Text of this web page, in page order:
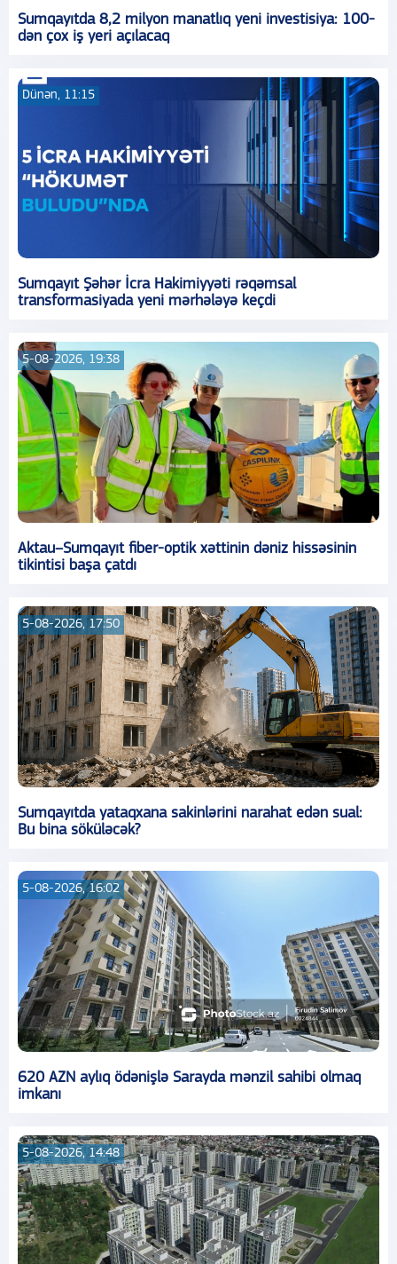
Sumqayıtda 8,2 milyon manatlıq yeni investisiya: 100-
dən çox iş yeri açılacaq
Dünən, 11:15
Sumqayıt Şəhər İcra Hakimiyyəti rəqəmsal
transformasiyada yeni mərhələyə keçdi
5-08-2026, 19:38
Aktau–Sumqayıt fiber-optik xəttinin dəniz hissəsinin
tikintisi başa çatdı
5-08-2026, 17:50
Sumqayıtda yataqxana sakinlərini narahat edən sual:
Bu bina söküləcək?
5-08-2026, 16:02
620 AZN aylıq ödənişlə Sarayda mənzil sahibi olmaq
imkanı
5-08-2026, 14:48